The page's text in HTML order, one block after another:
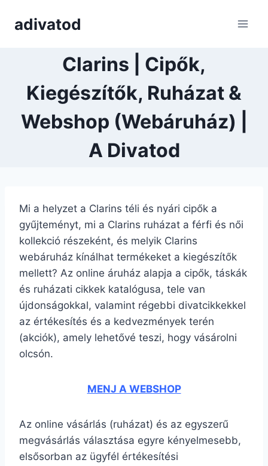
adivatod
Clarins | Cipők,
Kiegészítők, Ruházat &
Webshop (Webáruház) |
A Divatod
Mi a helyzet a Clarins téli és nyári cipők a
gyűjteményt, mi a Clarins ruházat a férfi és női
kollekció részeként, és melyik Clarins
webáruház kínálhat termékeket a kiegészítők
mellett? Az online áruház alapja a cipők, táskák
és ruházati cikkek katalógusa, tele van
újdonságokkal, valamint régebbi divatcikkekkel
az értékesítés és a kedvezmények terén
(akciók), amely lehetővé teszi, hogy vásárolni
olcsón.
MENJ A WEBSHOP
Az online vásárlás (ruházat) és az egyszerű
megvásárlás választása egyre kényelmesebb,
elsősorban az ügyfél értékesítési